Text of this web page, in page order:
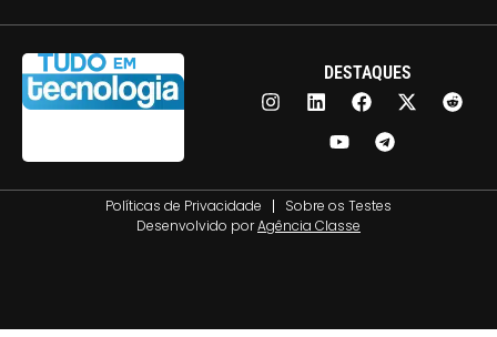
DESTAQUES
Políticas de Privacidade
Sobre os Testes
Desenvolvido porAgência Classe